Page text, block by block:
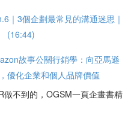
｜3個企劃最常見的溝通迷思｜
(16:44)
故事公關行銷學：向亞馬遜
優化企業和個人品牌價值
不到的，OGSM一頁企畫書精